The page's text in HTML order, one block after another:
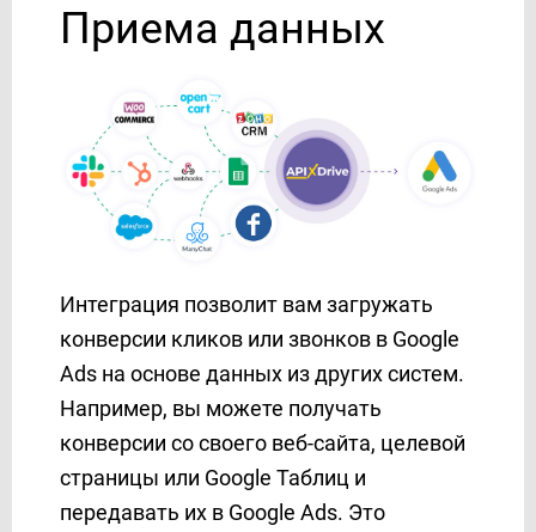
Amazon Workmail
AOL
APIFONICA
Apollo
Asana
AtomPark
Avochato
Aweber
Benchmarkemail
Binotel
Binotel SmartCRM
Box
BrandSMS
Приема данных
Интеграция позволит вам загружать
конверсии кликов или звонков в Google
Ads на основе данных из других систем.
Например, вы можете получать
конверсии со своего веб-сайта, целевой
страницы или Google Таблиц и
передавать их в Google Ads. Это